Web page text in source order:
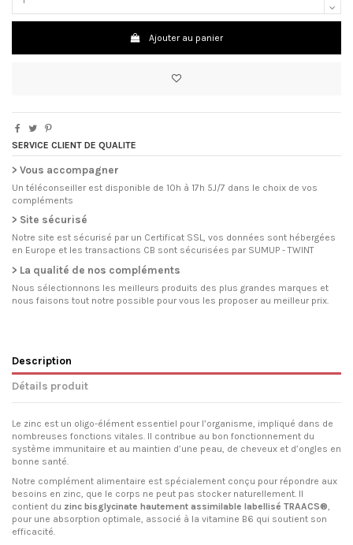
Ajouter au panier
SERVICE CLIENT DE QUALITE
> Vous accompagner
Un téléconseiller est disponible de 10h à 17h 5J/7 dans le choix de vos
compléments
> Site sécurisé
Notre site est sécurisé par un Certificat SSL, vos données sont hébergées
en Europe et les transactions CB sont sécurisées par SUMUP - TWINT
> La qualité de nos compléments
Nous sélectionnons les meilleurs produits des plus grandes marques et
nous faisons tout notre possible pour vous les proposer au meilleur prix.
Description
Détails produit
Le zinc est un oligo-élément essentiel pour l’organisme, impliqué dans de
nombreuses fonctions vitales. Il contribue au bon fonctionnement du
système immunitaire et au maintien d’une peau, de cheveux et d’ongles en
bonne santé.
Notre complément alimentaire est spécialement conçu pour répondre aux
besoins en zinc, que le corps ne peut pas stocker naturellement. Il
contient du zinc bisglycinate hautement assimilable labellisé TRAACS®,
pour une absorption optimale, associé à la vitamine B6 qui soutient son
efficacité.